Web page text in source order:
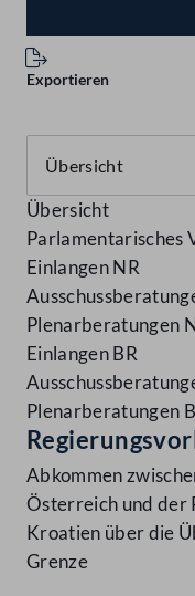
Exportieren
Übersicht
Parlamentarisches
Einlangen NR
Plenarberatungen
Einlangen BR
Plenarberatungen
Abkommen
Österreich und der
Kroatien über die
Grenze